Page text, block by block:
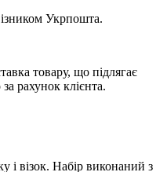
Укрпошта.
товару, що підлягає
рахунок клієнта.
і візок. Набір виконаний з